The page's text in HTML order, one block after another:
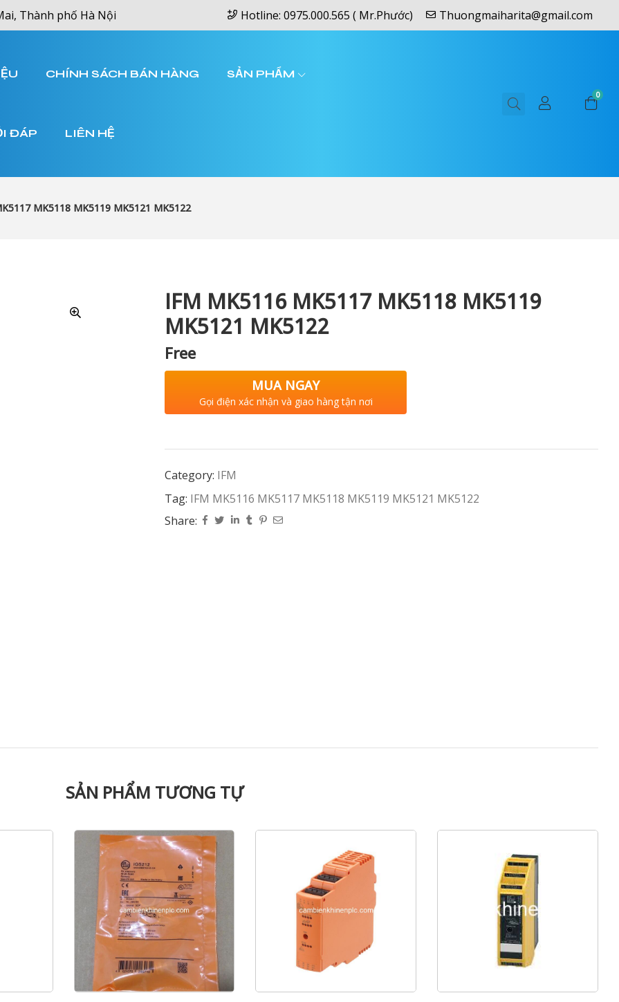
Thành phố Hà Nội Hotline: 0975.000.565 ( Mr.Phước) Thuongmaiharita@gmail.com
CHÍNH SÁCH BÁN HÀNG SẢN PHẨM
ĐÁP LIÊN HỆ
0
MK5118 MK5119 MK5121 MK5122
IFM MK5116 MK5117 MK5118 MK5119
MK5121 MK5122
Free
MUA NGAY
Gọi điện xác nhận và giao hàng tận nơi
Category: IFM
Tag: IFM MK5116 MK5117 MK5118 MK5119 MK5121 MK5122
Share:
SẢN PHẨM TƯƠNG TỰ